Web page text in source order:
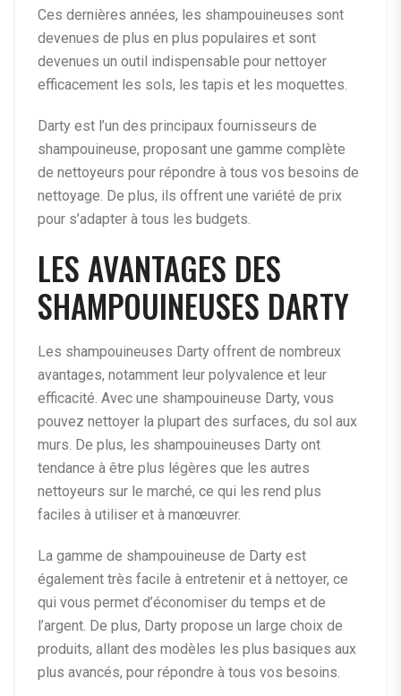
Ces dernières années, les shampouineuses sont
devenues de plus en plus populaires et sont
devenues un outil indispensable pour nettoyer
efficacement les sols, les tapis et les moquettes.
Darty est l’un des principaux fournisseurs de
shampouineuse, proposant une gamme complète
de nettoyeurs pour répondre à tous vos besoins de
nettoyage. De plus, ils offrent une variété de prix
pour s’adapter à tous les budgets.
LES AVANTAGES DES
SHAMPOUINEUSES DARTY
Les shampouineuses Darty offrent de nombreux
avantages, notamment leur polyvalence et leur
efficacité. Avec une shampouineuse Darty, vous
pouvez nettoyer la plupart des surfaces, du sol aux
murs. De plus, les shampouineuses Darty ont
tendance à être plus légères que les autres
nettoyeurs sur le marché, ce qui les rend plus
faciles à utiliser et à manœuvrer.
La gamme de shampouineuse de Darty est
également très facile à entretenir et à nettoyer, ce
qui vous permet d’économiser du temps et de
l’argent. De plus, Darty propose un large choix de
produits, allant des modèles les plus basiques aux
plus avancés, pour répondre à tous vos besoins.